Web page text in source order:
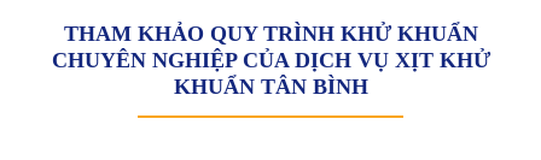
THAM KHẢO QUY TRÌNH KHỬ KHUẨN
CHUYÊN NGHIỆP CỦA DỊCH VỤ XỊT KHỬ
KHUẨN TÂN BÌNH